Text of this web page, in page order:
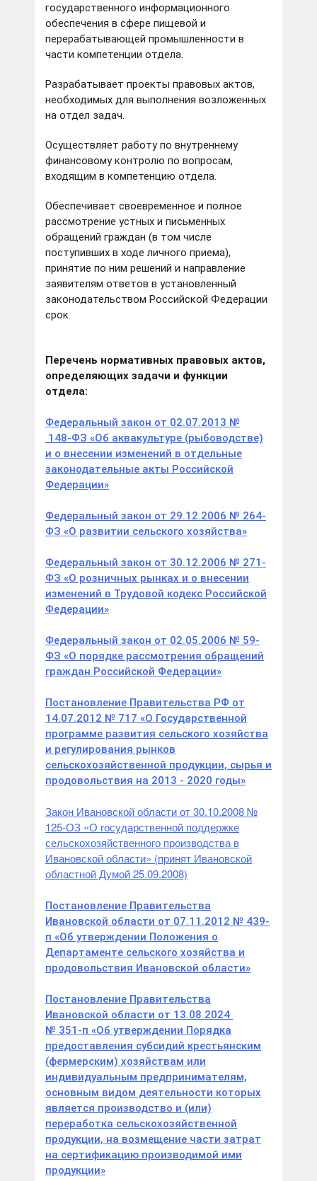
государственного информационного
обеспечения в сфере пищевой и
перерабатывающей промышленности в
части компетенции отдела.
Разрабатывает проекты правовых актов,
необходимых для выполнения возложенных
на отдел задач.
Осуществляет работу по внутреннему
финансовому контролю по вопросам,
входящим в компетенцию отдела.
Обеспечивает своевременное и полное
рассмотрение устных и письменных
обращений граждан (в том числе
поступивших в ходе личного приема),
принятие по ним решений и направление
заявителям ответов в установленный
законодательством Российской Федерации
срок.
Перечень нормативных правовых актов,
определяющих задачи и функции
отдела:
Федеральный закон от 02.07.2013 №
148-ФЗ «Об аквакультуре (рыбоводстве)
и о внесении изменений в отдельные
законодательные акты Российской
Федерации»
Федеральный закон от 29.12.2006 № 264-
ФЗ «О развитии сельского хозяйства»
Федеральный закон от 30.12.2006 № 271-
ФЗ «О розничных рынках и о внесении
изменений в Трудовой кодекс Российской
Федерации»
Федеральный закон от 02.05.2006 № 59-
ФЗ «О порядке рассмотрения обращений
граждан Российской Федерации»
Постановление Правительства РФ от
14.07.2012 № 717 «О Государственной
программе развития сельского хозяйства
и регулирования рынков
сельскохозяйственной продукции, сырья и
продовольствия на 2013 - 2020 годы»
Закон Ивановской области от 30.10.2008 №
125-ОЗ «О государственной поддержке
сельскохозяйственного производства в
Ивановской области» (принят Ивановской
областной Думой 25.09.2008)
Постановление Правительства
Ивановской области от 07.11.2012 № 439-
п «Об утверждении Положения о
Департаменте сельского хозяйства и
продовольствия Ивановской области»
Постановление Правительства
Ивановской области от 13.08.2024
№ 351-п «Об утверждении Порядка
предоставления субсидий крестьянским
(фермерским) хозяйствам или
индивидуальным предпринимателям,
основным видом деятельности которых
является производство и (или)
переработка сельскохозяйственной
продукции, на возмещение части затрат
на сертификацию производимой ими
продукции»